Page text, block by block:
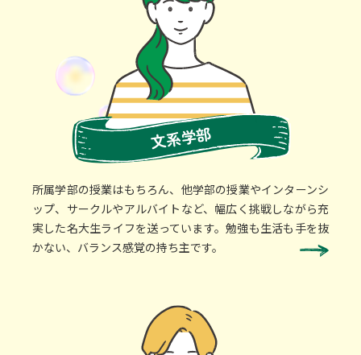
文系学部
所属学部の授業はもちろん、他学部の授業やインターンシ
ップ、サークルやアルバイトなど、幅広く挑戦しながら充
実した名大生ライフを送っています。勉強も生活も手を抜
かない、バランス感覚の持ち主です。